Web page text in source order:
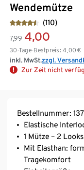
Wendemütze
(110)
7,99 4,00
30-Tage-Bestpreis: 4,00 €
inkl. MwSt.zzgl.
Zur Zeit nicht
Bestellnummer:
Elastische
1 Mütze – 2 Looks
Mit Elasthan:
Tragekomfort